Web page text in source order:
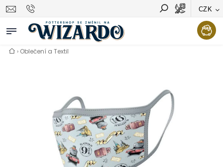
CZK
Vyhledávání Hledat
› Oblečení a Textil